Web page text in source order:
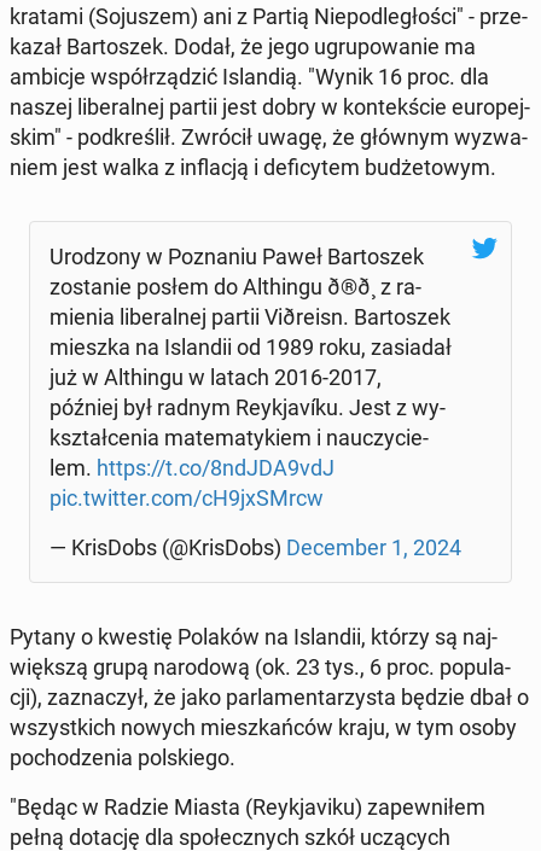
kra­ta­mi (So­ju­szem) ani z Partią Nie­pod­le­gło­ści" - prze­
ka­zał Bar­to­szek. Dodał, że jego ugru­po­wa­nie ma
ambicje współ­rzą­dzić Is­lan­dią. "Wynik 16 proc. dla
naszej li­be­ral­nej partii jest dobry w kon­tek­ście eu­ro­pej­
skim" - pod­kre­ślił. Zwrócił uwagę, że głównym wy­zwa­
niem jest walka z in­fla­cją i de­fi­cy­tem bu­dże­to­wym.
Uro­dzo­ny w Po­zna­niu Paweł Bar­to­szek
zo­sta­nie posłem do Al­thin­gu ð®ð¸ z ra­
mie­nia li­be­ral­nej partii Vi­ðre­isn. Bar­to­szek
mieszka na Is­lan­dii od 1989 roku, za­sia­dał
już w Al­thin­gu w latach 2016-2017,
później był radnym Rey­kja­víku. Jest z wy­
kształ­ce­nia ma­te­ma­ty­kiem i na­uczy­cie­
lem. https://t.co/8ndJDA9vdJ
pic.twitter.com/cH9jxSMrcw
— Kris­Dobs (@Kris­Dobs) De­cem­ber 1, 2024
Pytany o kwestię Polaków na Is­lan­dii, którzy są naj­
więk­szą grupą na­ro­do­wą (ok. 23 tys., 6 proc. po­pu­la­
cji), za­zna­czył, że jako par­la­men­ta­rzy­sta będzie dbał o
wszyst­kich nowych miesz­kań­ców kraju, w tym osoby
po­cho­dze­nia pol­skie­go.
"Będąc w Radzie Miasta (Rey­kja­vi­ku) za­pew­ni­łem
pełną dotację dla spo­łecz­nych szkół uczą­cych